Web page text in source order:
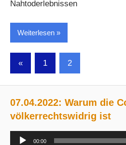
Nahtoderlebnissen
Weiterlesen
Beiträge
«Vorherige
Beiträge
1 2
07.04.2022: Warum die
völkerrechtswidrig ist
Audio-
00:00